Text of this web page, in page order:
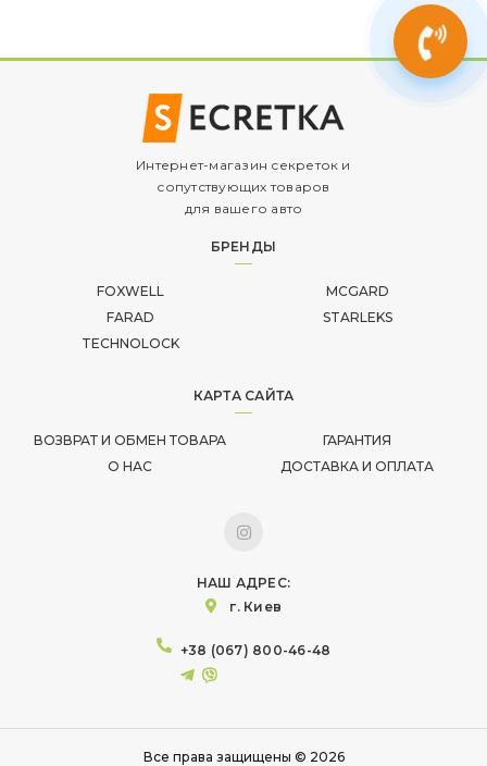
Интернет-магазин секреток и
сопутствующих товаров
для вашего авто
БРЕНДЫ
FOXWELL
MCGARD
FARAD
STARLEKS
TECHNOLOCK
КАРТА САЙТА
ВОЗВРАТ И ОБМЕН ТОВАРА
ГАРАНТИЯ
О НАС
ДОСТАВКА И ОПЛАТА
НАШ АДРЕС:
г. Киев
+38 (067) 800-46-48
Все права защищены © 2026